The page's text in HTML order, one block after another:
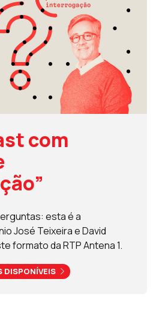
com
esta é a
José Teixeira e David
formato da RTP Antena 1.
DISPONÍVEIS